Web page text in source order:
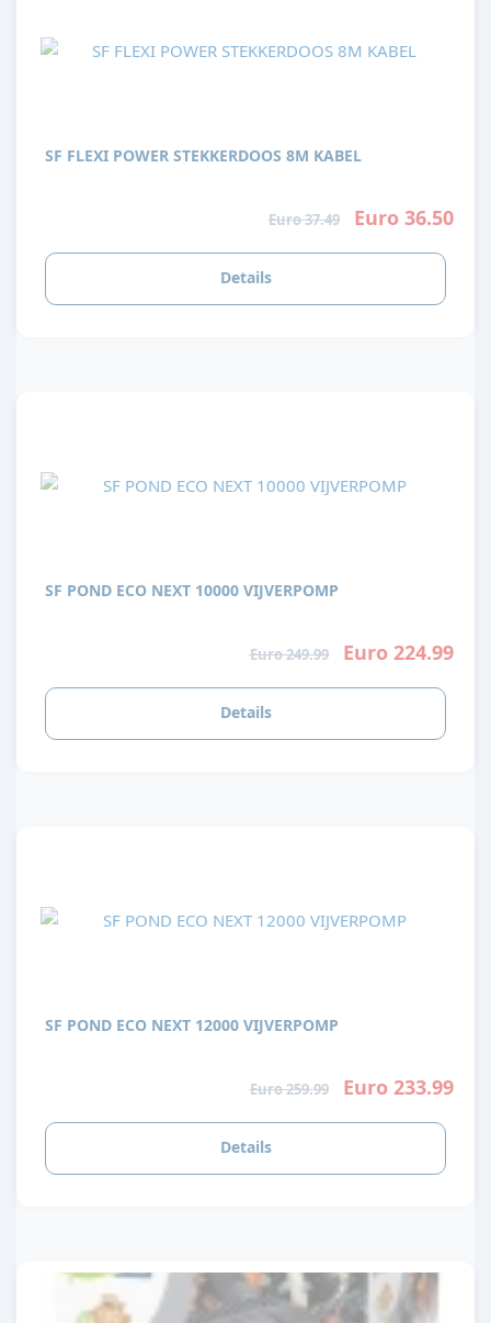
SF FLEXI POWER STEKKERDOOS 8M KABEL
Euro 37.49 Euro 36.50
Details
SF POND ECO NEXT 10000 VIJVERPOMP
Euro 249.99 Euro 224.99
Details
SF POND ECO NEXT 12000 VIJVERPOMP
Euro 259.99 Euro 233.99
Details